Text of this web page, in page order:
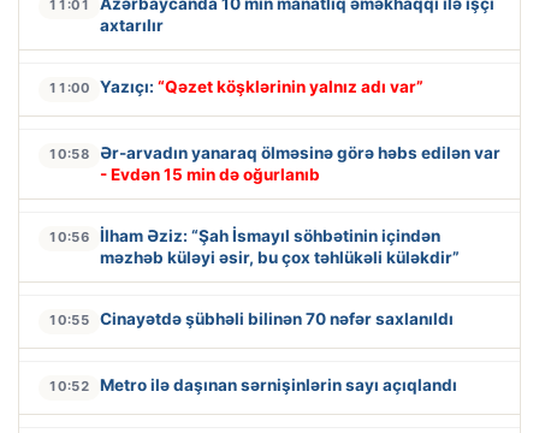
11:01
axtarılır
11:00 Yazıçı: “Qəzet köşklərinin yalnız adı var”
10:58
Ər-arvadın yanaraq ölməsinə görə həbs edilən var
- Evdən 15 min də oğurlanıb
10:56
İlham Əziz: “Şah İsmayıl söhbətinin içindən
məzhəb küləyi əsir, bu çox təhlükəli küləkdir”
10:55 Cinayətdə şübhəli bilinən 70 nəfər saxlanıldı
10:52 Metro ilə daşınan sərnişinlərin sayı açıqlandı